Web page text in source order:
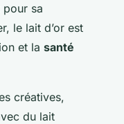
pour sa
le lait d’or est
et la santé
créatives,
du lait